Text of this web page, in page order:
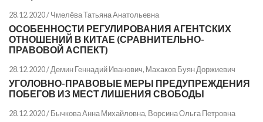
28.12.2020 /Чмелёва Татьяна Анатольевна
ОСОБЕННОСТИ РЕГУЛИРОВАНИЯ АГЕНТСКИХ
ОТНОШЕНИЙ В КИТАЕ (СРАВНИТЕЛЬНО-
ПРАВОВОЙ АСПЕКТ)
28.12.2020 /Демин Геннадий Иванович, Махаков Буян Доржиевич
УГОЛОВНО-ПРАВОВЫЕ МЕРЫ ПРЕДУПРЕЖДЕНИЯ
ПОБЕГОВ ИЗ МЕСТ ЛИШЕНИЯ СВОБОДЫ
28.12.2020 /Бычкова Анна Михайловна, Ворсина Ольга Петровна